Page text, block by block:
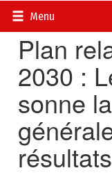
Menu
Accueil>
Plan
2030 :
sonne